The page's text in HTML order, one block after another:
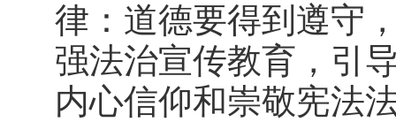
律：道德要得到遵守
强法治宣传教育，引
内心信仰和崇敬宪法